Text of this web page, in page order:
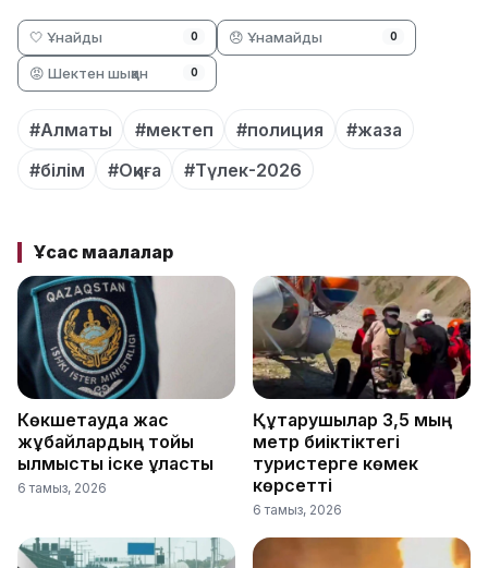
🤍 Ұнайды 0 😞 Ұнамайды 0
😡 Шектен шыққан 0
#Алматы #мектеп #полиция
#жаза
#білім
#Оқиға #Түлек-2026
Ұқсас мақалалар
Көкшетауда жас
жұбайлардың тойы
қылмыстық іске ұласты
6 тамыз, 2026
Құтқарушылар 3,5 мың
метр биіктіктегі
туристерге көмек
көрсетті
6 тамыз, 2026